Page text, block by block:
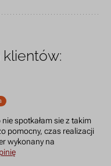
nie spotkałam sie z takim
pomocny, czas realizacji
wykonany na